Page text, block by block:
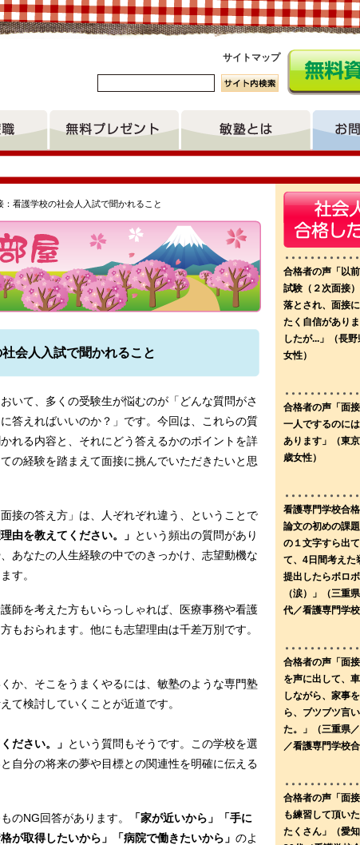
サイトマップ
護専門学校 大阪医療センター附属看護学校
ハビリテーション学院看護学科 川崎市立看護短期大学
校聖灯看護専門学校 川口市立看護専門学校
看護学校 墨田看護専門学校 横浜中央看護専門学校
都大学東京大学院人間健康科学研究科（博士前期課程） たか
：看護学校の社会人入試で聞かれること
会人入試で聞かれること
いて、多くの受験生が悩むのが「どんな質問がさ
答えればいいのか？」です。今回は、これらの質
れる内容と、それにどう答えるかのポイントを詳
の経験を踏まえて面接に挑んでいただきたいと思
接の答え方」は、人ぞれぞれ違う、ということで
由を教えてください。」 という頻出の質問があり
あなたの人生経験の中でのきっかけ、志望動機な
す。
師を考えた方もいらっしゃれば、医療事務や看護
もおられます。他にも志望理由は千差万別です。
か、そこをうまくやるには、敏塾のような専門塾
て検討していくことが近道です。
ださい。」 という質問もそうです。この学校を選
自分の将来の夢や目標との関連性を明確に伝える
のNG回答があります。
「家が近いから」「手に
が取得したいから」「病院で働きたいから」 のよ